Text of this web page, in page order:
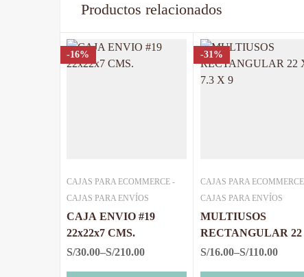
Productos relacionados
-16%
CAJAS PARA ECOMMERCE -
CAJAS PARA ENVÍOS
CAJA ENVIO #19
22x22x7 CMS.
S/30.00–S/210.00
-31%
CAJAS PARA
CAJAS PARA ENVÍOS
MULTIUSOS
RECTANGULAR 22
7.3 X 9
S/16.00–S/110.00